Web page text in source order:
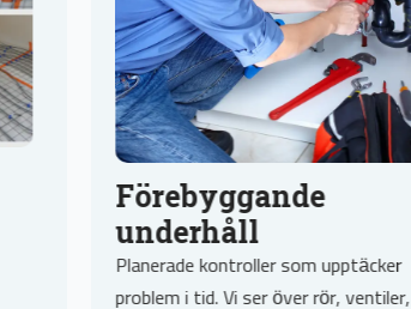
Förebyggande
underhåll
Planerade kontroller som upptäcker
problem i tid. Vi ser över rör, ventiler,